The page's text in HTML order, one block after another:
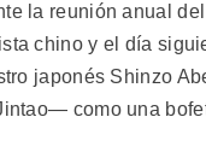
la reunión anual
chino y el día
japonés Shinzo
como una